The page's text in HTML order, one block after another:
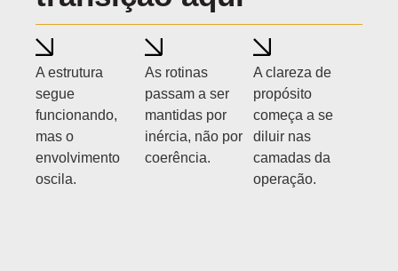
A estrutura
segue
funcionando,
mas o
envolvimento
oscila.
As rotinas
passam a ser
mantidas por
inércia, não por
coerência.
A clareza de
propósito
começa a se
diluir nas
camadas da
operação.